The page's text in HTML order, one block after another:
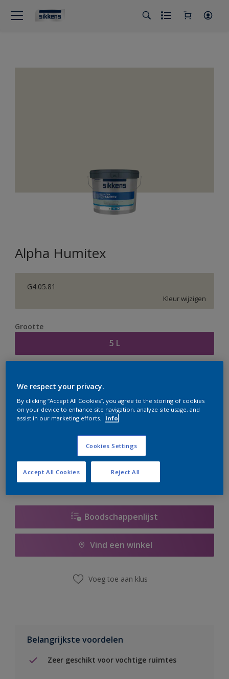
Alpha Humitex
G4.05.81
Kleur wijzigen
Grootte
5 L
er hard aan om de voorraad aan te vullen.
Boodschappenlijst
Vind een winkel
Voeg toe aan klus
Belangrijkste voordelen
Zeer geschikt voor vochtige ruimtes
We respect your privacy.
By clicking “Accept All Cookies”, you agree to the storing of cookies
on your device to enhance site navigation, analyze site usage, and
assist in our marketing efforts.
Info
Cookies Settings
Reject All
Accept All Cookies